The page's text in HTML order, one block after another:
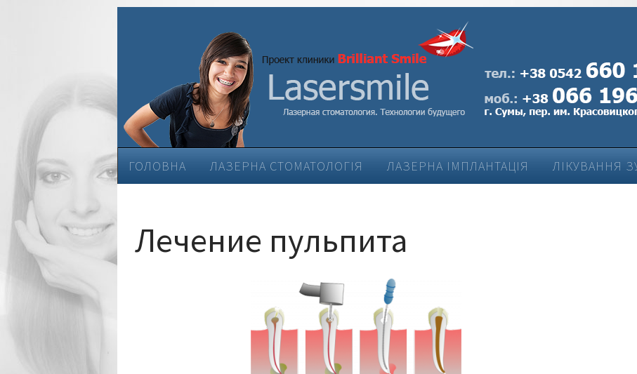
ГОЛОВНА ЛАЗЕРНА СТОМАТОЛОГІЯ ЛАЗЕРНА ІМПЛАНТАЦІЯ
ЛІКУВАННЯ
ЕСТЕТИЧНА СТОМАТОЛОГІЯ
ЛІКУВАННЯ ЗАХВОРЮВАНЬ ПАРОДОНТУ
Лечение пульпита